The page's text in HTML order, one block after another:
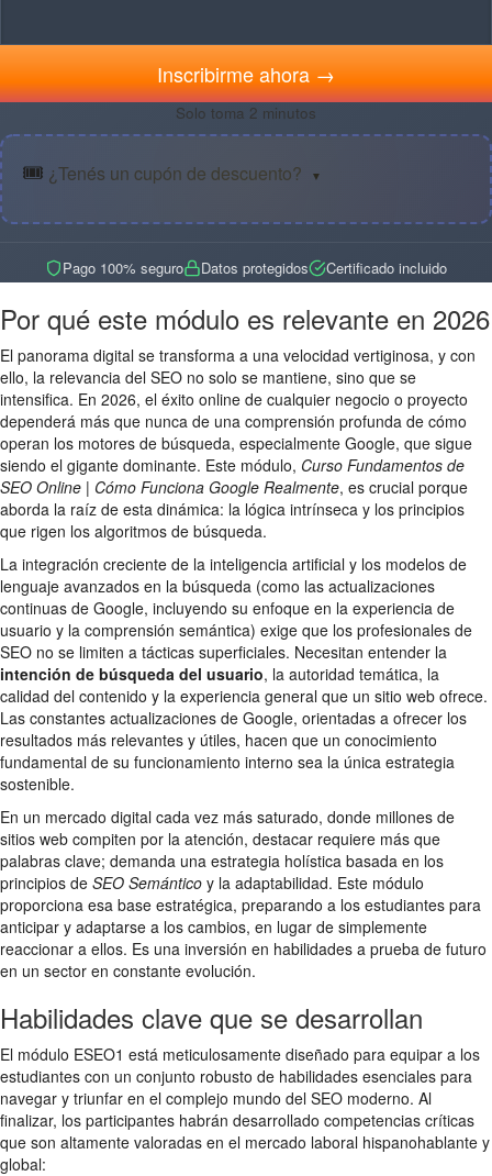
Inscribirme ahora →
Solo toma 2 minutos
🎟️ ¿Tenés un cupón de descuento? ▼
Pago 100% seguro Datos protegidos Certificado incluido
Por qué este módulo es relevante en 2026
El panorama digital se transforma a una velocidad vertiginosa, y con
ello, la relevancia del SEO no solo se mantiene, sino que se
intensifica. En 2026, el éxito online de cualquier negocio o proyecto
dependerá más que nunca de una comprensión profunda de cómo
operan los motores de búsqueda, especialmente Google, que sigue
siendo el gigante dominante. Este módulo, Curso Fundamentos de
SEO Online | Cómo Funciona Google Realmente, es crucial porque
aborda la raíz de esta dinámica: la lógica intrínseca y los principios
que rigen los algoritmos de búsqueda.
La integración creciente de la inteligencia artificial y los modelos de
lenguaje avanzados en la búsqueda (como las actualizaciones
continuas de Google, incluyendo su enfoque en la experiencia de
usuario y la comprensión semántica) exige que los profesionales de
SEO no se limiten a tácticas superficiales. Necesitan entender la
intención de búsqueda del usuario, la autoridad temática, la
calidad del contenido y la experiencia general que un sitio web ofrece.
Las constantes actualizaciones de Google, orientadas a ofrecer los
resultados más relevantes y útiles, hacen que un conocimiento
fundamental de su funcionamiento interno sea la única estrategia
sostenible.
En un mercado digital cada vez más saturado, donde millones de
sitios web compiten por la atención, destacar requiere más que
palabras clave; demanda una estrategia holística basada en los
principios de SEO Semántico y la adaptabilidad. Este módulo
proporciona esa base estratégica, preparando a los estudiantes para
anticipar y adaptarse a los cambios, en lugar de simplemente
reaccionar a ellos. Es una inversión en habilidades a prueba de futuro
en un sector en constante evolución.
Habilidades clave que se desarrollan
El módulo ESEO1 está meticulosamente diseñado para equipar a los
estudiantes con un conjunto robusto de habilidades esenciales para
navegar y triunfar en el complejo mundo del SEO moderno. Al
finalizar, los participantes habrán desarrollado competencias críticas
que son altamente valoradas en el mercado laboral hispanohablante y
global: